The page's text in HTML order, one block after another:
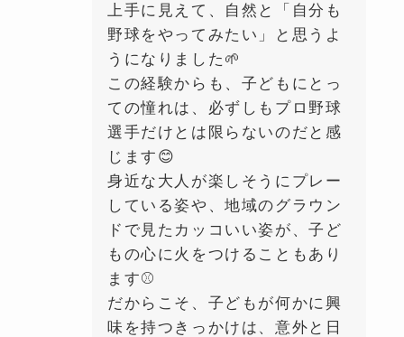
上手に見えて、自然と「自分も
野球をやってみたい」と思うよ
うになりました🌱
この経験からも、子どもにとっ
ての憧れは、必ずしもプロ野球
選手だけとは限らないのだと感
じます😊
身近な大人が楽しそうにプレー
している姿や、地域のグラウン
ドで見たカッコいい姿が、子ど
もの心に火をつけることもあり
ます⚾️
だからこそ、子どもが何かに興
味を持つきっかけは、意外と日